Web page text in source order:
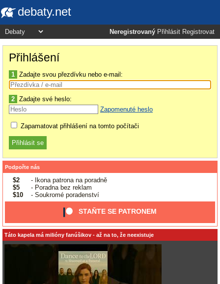
debaty.net
Neregistrovaný Přihlásit Registrovat
Přihlášení
1 Zadajte svou přezdívku nebo e-mail:
2 Zadajte své heslo:
Zapomenuté heslo
Zapamatovat přihlášení na tomto počítači
Podpořte nás
$2
- Ikona patrona na poradně
$5
- Poradna bez reklam
$10
- Soukromé poradenství
STAŇTE SE PATRONEM
Táto kapela má milióny fanúšikov - až na to, že neexistuje